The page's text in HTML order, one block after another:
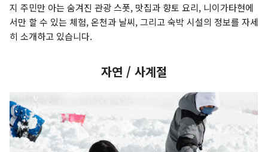
지 주민만 아는 숨겨진 관광 스폿, 맛집과 향토 요리, 니이가타현에
서만 할 수 있는 체험, 온천과 날씨, 그리고 숙박 시설의 정보를 자세
히 소개하고 있습니다.
자연 / 사계절